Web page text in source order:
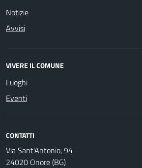
Notizie
Avvisi
VIVERE IL COMUNE
Luoghi
Eventi
CONTATTI
Via Sant'Antonio, 94
24020 Onore (BG)